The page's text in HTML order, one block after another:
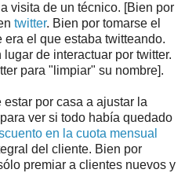
visita de un técnico. [Bien por
twitter. Bien por tomarse el
el que estaba twitteando.
de interactuar por twitter.
para "limpiar" su nombre].
por casa a ajustar la
ver si todo había quedado
en la cuota mensual
del cliente. Bien por
premiar a clientes nuevos y